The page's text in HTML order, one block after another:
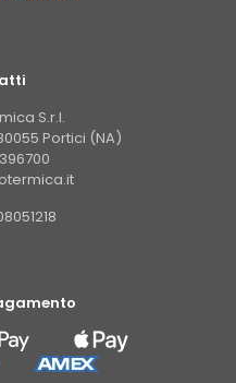
S.r.l.
Portici (NA)